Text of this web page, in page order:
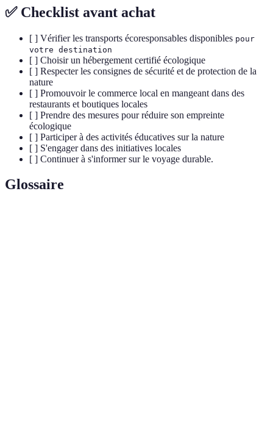
✅ Checklist avant achat
[ ] Vérifier les transports écoresponsables disponibles pour
votre destination
[ ] Choisir un hébergement certifié écologique
[ ] Respecter les consignes de sécurité et de protection de la
nature
[ ] Promouvoir le commerce local en mangeant dans des
restaurants et boutiques locales
[ ] Prendre des mesures pour réduire son empreinte
écologique
[ ] Participer à des activités éducatives sur la nature
[ ] S'engager dans des initiatives locales
[ ] Continuer à s'informer sur le voyage durable.
Glossaire